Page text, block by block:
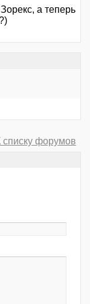
а теперь
списку форумов